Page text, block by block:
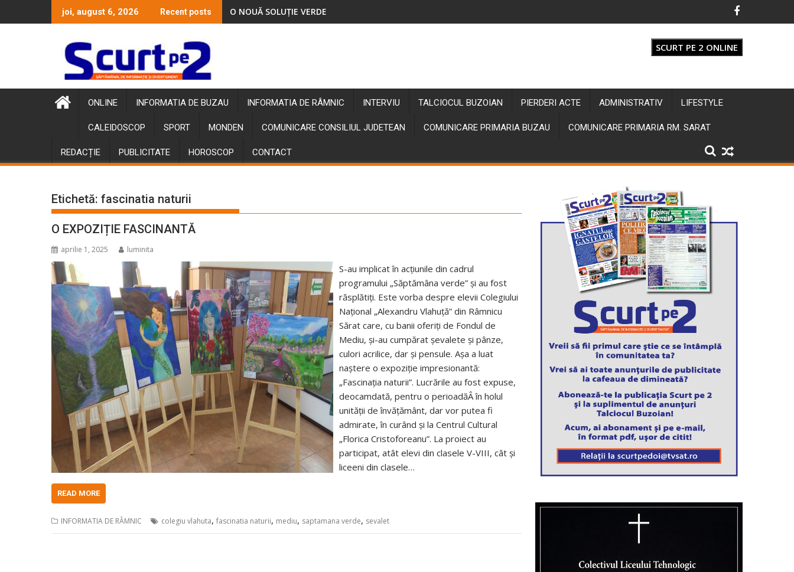
to
joi, august 6, 2026 Recent posts O NOUĂ SOLUȚIE VERDE
SCURT PE 2 ONLINE
ONLINE INFORMATIA DE BUZAU INFORMATIA DE RÂMNIC INTERVIU TALCIOCUL BUZOIAN PIERDERI ACTE ADMINISTRATIV LIFESTYLE
CALEIDOSCOP SPORT MONDEN COMUNICARE CONSILIUL JUDETEAN COMUNICARE PRIMARIA BUZAU COMUNICARE PRIMARIA RM. SARAT
REDACȚIE PUBLICITATE HOROSCOP CONTACT
Etichetă: fascinatia naturii
O EXPOZIȚIE FASCINANTĂ
aprilie 1, 2025 luminita
S-au implicat în acțiunile din cadrul
programului „Săptămâna verde” și au fost
răsplătiți. Este vorba despre elevii Colegiului
Național „Alexandru Vlahuță” din Râmnicu
Sărat care, cu banii oferiți de Fondul de
Mediu, și-au cumpărat șevalete și pânze,
culori acrilice, dar și pensule. Așa a luat
naștere o expoziție impresionantă:
„Fascinația naturii”. Lucrările au fost expuse,
deocamdată, pentru o perioadăÂ în holul
unității de învățământ, dar vor putea fi
admirate, în curând și la Centrul Cultural
„Florica Cristoforeanu”. La proiect au
participat, atât elevi din clasele V-VIII, cât și
liceeni din clasele…
READ MORE
INFORMATIA DE RÂMNIC colegiu vlahuta, fascinatia naturii, mediu, saptamana verde, sevalet